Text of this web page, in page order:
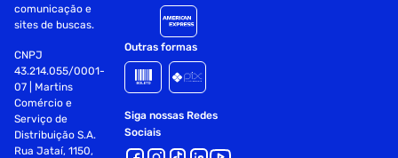
comunicação e
sites de buscas.
CNPJ
43.214.055/0001-
07 | Martins
Comércio e
Serviço de
Distribuição S.A.
Rua Jataí, 1150,
Outras formas
Siga nossas Redes
Sociais